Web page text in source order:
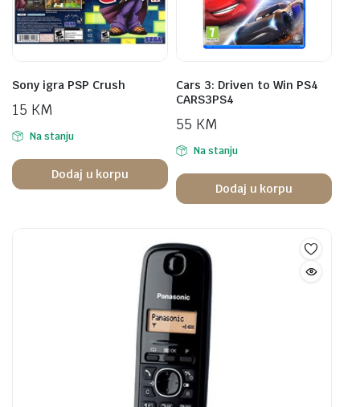
Sony igra PSP Crush
15 KM
Na stanju
Dodaj u korpu
Cars 3: Driven to Win PS4
CARS3PS4
55 KM
Na stanju
Dodaj u korpu